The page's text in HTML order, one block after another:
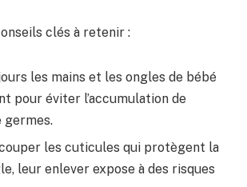
clés à retenir :
les mains et les ongles de bébé
pour éviter l’accumulation de
germes.
les cuticules qui protègent la
leur enlever expose à des risques